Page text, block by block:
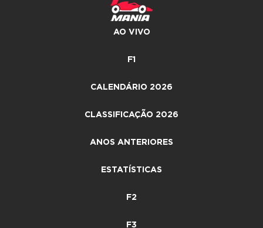
AO VIVO
F1
CALENDÁRIO 2026
CLASSIFICAÇÃO 2026
ANOS ANTERIORES
ESTATÍSTICAS
F2
F3